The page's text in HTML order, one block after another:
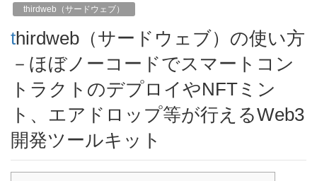
thirdweb（サードウェブ）
thirdweb（サードウェブ）の使い方
－ほぼノーコードでスマートコン
トラクトのデプロイやNFTミン
ト、エアドロップ等が行えるWeb3
開発ツールキット